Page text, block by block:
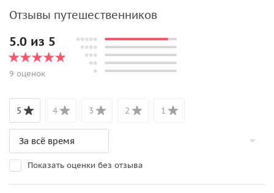
Отзывы путешественников
5.0 из 5
9 оценок
5 4 3 2 1
Показать оценки без отзыва